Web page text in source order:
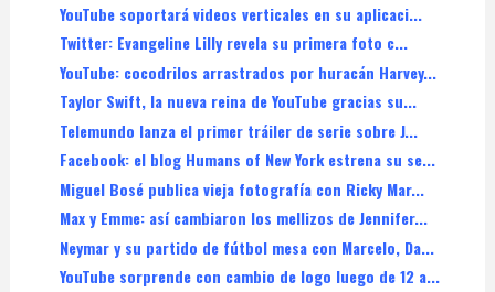
YouTube soportará videos verticales en su aplicaci...
Twitter: Evangeline Lilly revela su primera foto c...
YouTube: cocodrilos arrastrados por huracán Harvey...
Taylor Swift, la nueva reina de YouTube gracias su...
Telemundo lanza el primer tráiler de serie sobre J...
Facebook: el blog Humans of New York estrena su se...
Miguel Bosé publica vieja fotografía con Ricky Mar...
Max y Emme: así cambiaron los mellizos de Jennifer...
Neymar y su partido de fútbol mesa con Marcelo, Da...
YouTube sorprende con cambio de logo luego de 12 a...